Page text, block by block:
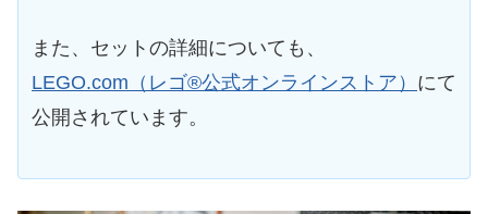
また、セットの詳細についても、
LEGO.com（レゴ®公式オンラインストア） にて
公開されています。